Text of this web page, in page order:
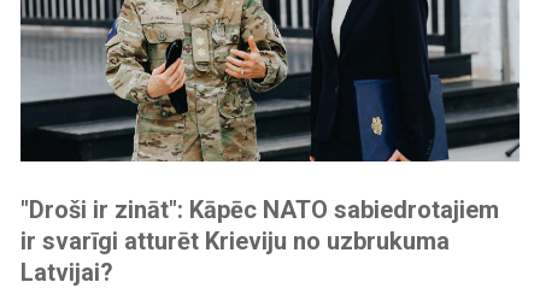
"Droši ir zināt": Kāpēc NATO sabiedrotajiem
ir svarīgi atturēt Krieviju no uzbrukuma
Latvijai?